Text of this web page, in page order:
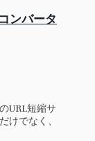
ンバータ
URL短縮サ
けでなく、